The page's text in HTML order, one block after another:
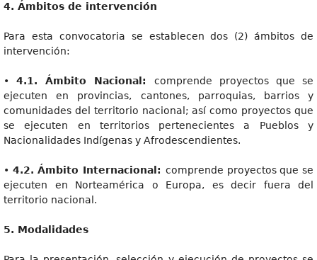
4. Ámbitos de intervención
Para esta convocatoria se establecen dos (2) ámbitos de
intervención:
• 4.1. Ámbito Nacional: comprende proyectos que se
ejecuten en provincias, cantones, parroquias, barrios y
comunidades del territorio nacional; así como proyectos que
se ejecuten en territorios pertenecientes a Pueblos y
Nacionalidades Indígenas y Afrodescendientes.
• 4.2. Ámbito Internacional: comprende proyectos que se
ejecuten en Norteamérica o Europa, es decir fuera del
territorio nacional.
5. Modalidades